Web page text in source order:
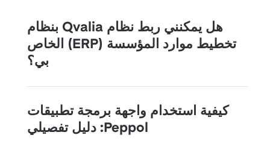
هل يمكنني ربط نظام Qvalia بنظام
تخطيط موارد المؤسسة (ERP) الخاص
بي؟
كيفية استخدام واجهة برمجة تطبيقات
Peppol: دليل تفصيلي